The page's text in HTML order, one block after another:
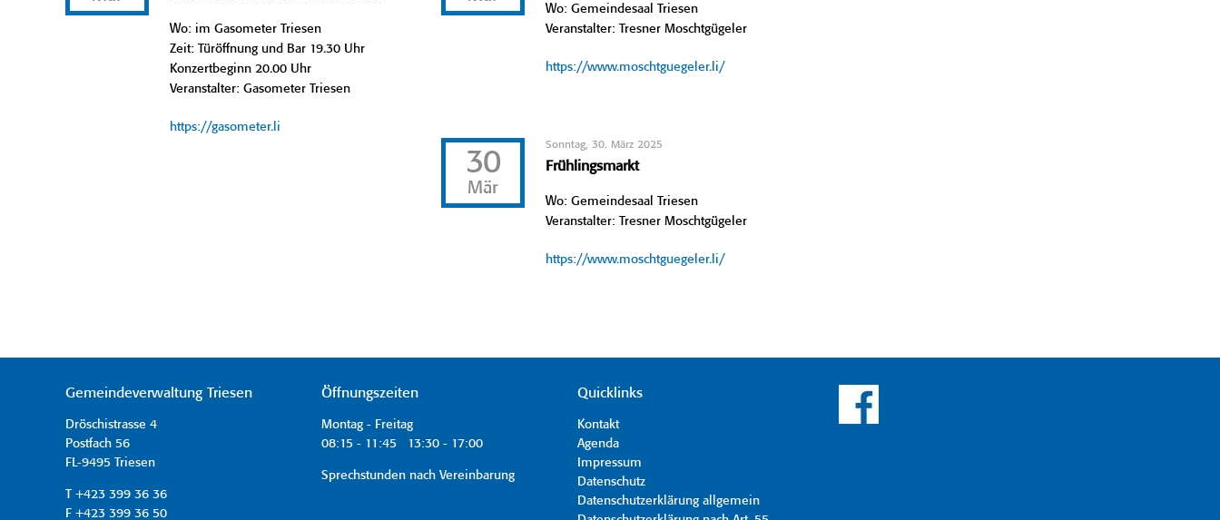
Wo: im Gasometer Triesen
Zeit: Türöffnung und Bar 19.30 Uhr
Konzertbeginn 20.00 Uhr
Veranstalter: Gasometer Triesen
https://gasometer.li
Wo: Gemeindesaal Triesen
Veranstalter: Tresner Moschtgügeler
https://www.moschtguegeler.li/
30
Mär
Sonntag, 30. März 2025
Frühlingsmarkt
Wo: Gemeindesaal Triesen
Veranstalter: Tresner Moschtgügeler
https://www.moschtguegeler.li/
Gemeindeverwaltung Triesen
Dröschistrasse 4
Postfach 56
FL-9495 Triesen
T +423 399 36 36
F +423 399 36 50
Öffnungszeiten
Montag - Freitag
08:15 - 11:45 13:30 - 17:00
Sprechstunden nach Vereinbarung
Quicklinks
Kontakt
Agenda
Impressum
Datenschutz
Datenschutzerklärung allgemein